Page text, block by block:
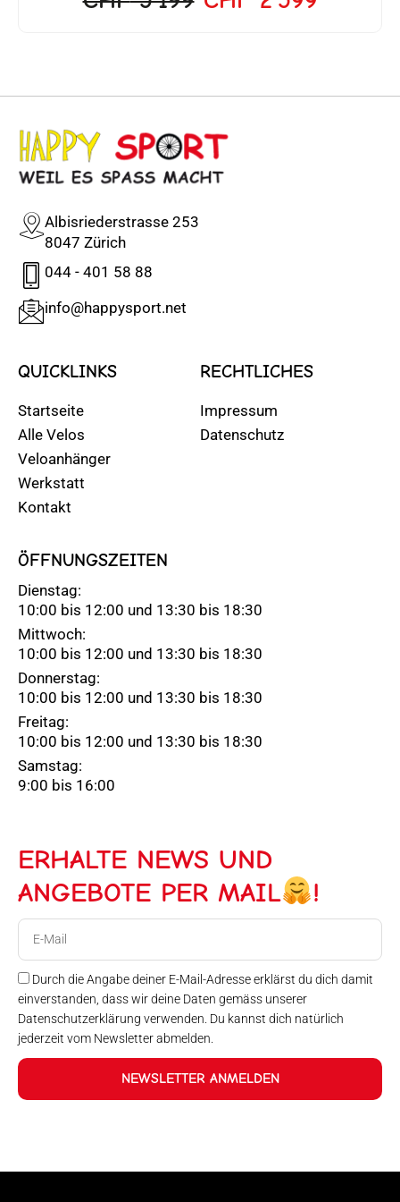
Albisriederstrasse 253
8047 Zürich
044 - 401 58 88
info@happysport.net
QUICKLINKS
Startseite
Alle Velos
Veloanhänger
Werkstatt
Kontakt
RECHTLICHES
Impressum
Datenschutz
ÖFFNUNGSZEITEN
Dienstag:
10:00 bis 12:00 und 13:30 bis 18:30
Mittwoch:
10:00 bis 12:00 und 13:30 bis 18:30
Donnerstag:
10:00 bis 12:00 und 13:30 bis 18:30
Freitag:
10:00 bis 12:00 und 13:30 bis 18:30
Samstag:
9:00 bis 16:00
ERHALTE NEWS UND
ANGEBOTE PER MAIL
!
Durch die Angabe deiner E-Mail-Adresse erklärst du dich damit
einverstanden, dass wir deine Daten gemäss unserer
Datenschutzerklärung verwenden. Du kannst dich natürlich
jederzeit vom Newsletter abmelden.
NEWSLETTER ANMELDEN